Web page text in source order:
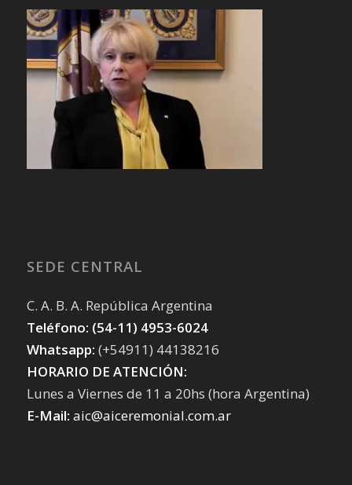
SEDE CENTRAL
C. A. B. A. República Argentina
Teléfono: (54-11) 4953-6024
Whatsapp: (+54911) 44138216
HORARIO DE ATENCIÓN:
Lunes a Viernes de 11 a 20hs (hora Argentina)
E-Mail: aic@aiceremonial.com.ar